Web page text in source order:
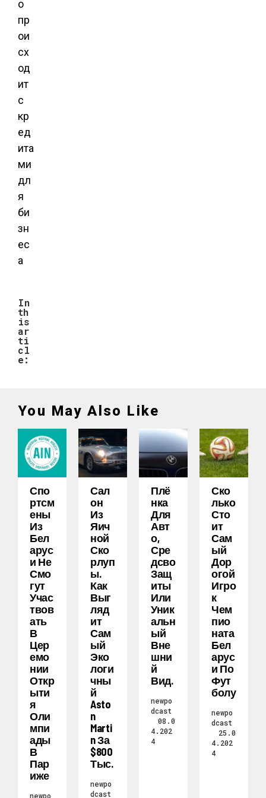
о
пр
ои
сх
од
ит
с
кр
ед
ита
ми
дл
я
би
зн
ес
а
In
th
is
ar
ti
cl
e:
You May Also Like
Спо
Ртсм
Ены
Из
Бел
Арус
И Не
Смо
Гут
Учас
Твов
Ать
В
Цер
Емо
Нии
Откр
Ыти
Я
Оли
Мпи
Ады
В
Пар
Иже
newpo
Сал
Он
Из
Яич
Ной
Ско
Рлуп
Ы.
Как
Выг
Ляд
Ит
Сам
Ый
Эко
Логи
Чны
Й
Asto
N
Marti
N За
$800
Тыс.
newpo
dcast
Плё
Нка
Для
Авт
О,
Сре
Дсво
Защ
Иты
Или
Уник
Альн
Ый
Вне
Шни
Й
Вид.
newpo
dcast
08.0
4.202
4
Ско
Лько
Сто
Ит
Сам
Ый
Дор
Огой
Игро
К
Чем
Пио
Ната
Бел
Арус
И По
Фут
Болу
newpo
dcast
25.0
4.202
4